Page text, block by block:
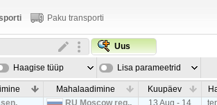
Paku transporti
Uus
Haagise tüüp Lisa parameetrid
Mahalaadimine Kuupäev
RU Moscow reg.,
13 Aug - 14